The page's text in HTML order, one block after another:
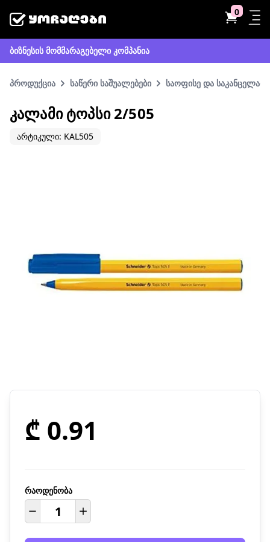
0
ბიზნესის მომმარაგებელი კომპანია
პროდუქცია საწერი საშუალებები საოფისე და
ᲙᲐᲚᲐᲛᲘ ᲢᲝᲞᲡᲘ 2/505
არტიკული: KAL505
₾ 0.91
რაოდენობა